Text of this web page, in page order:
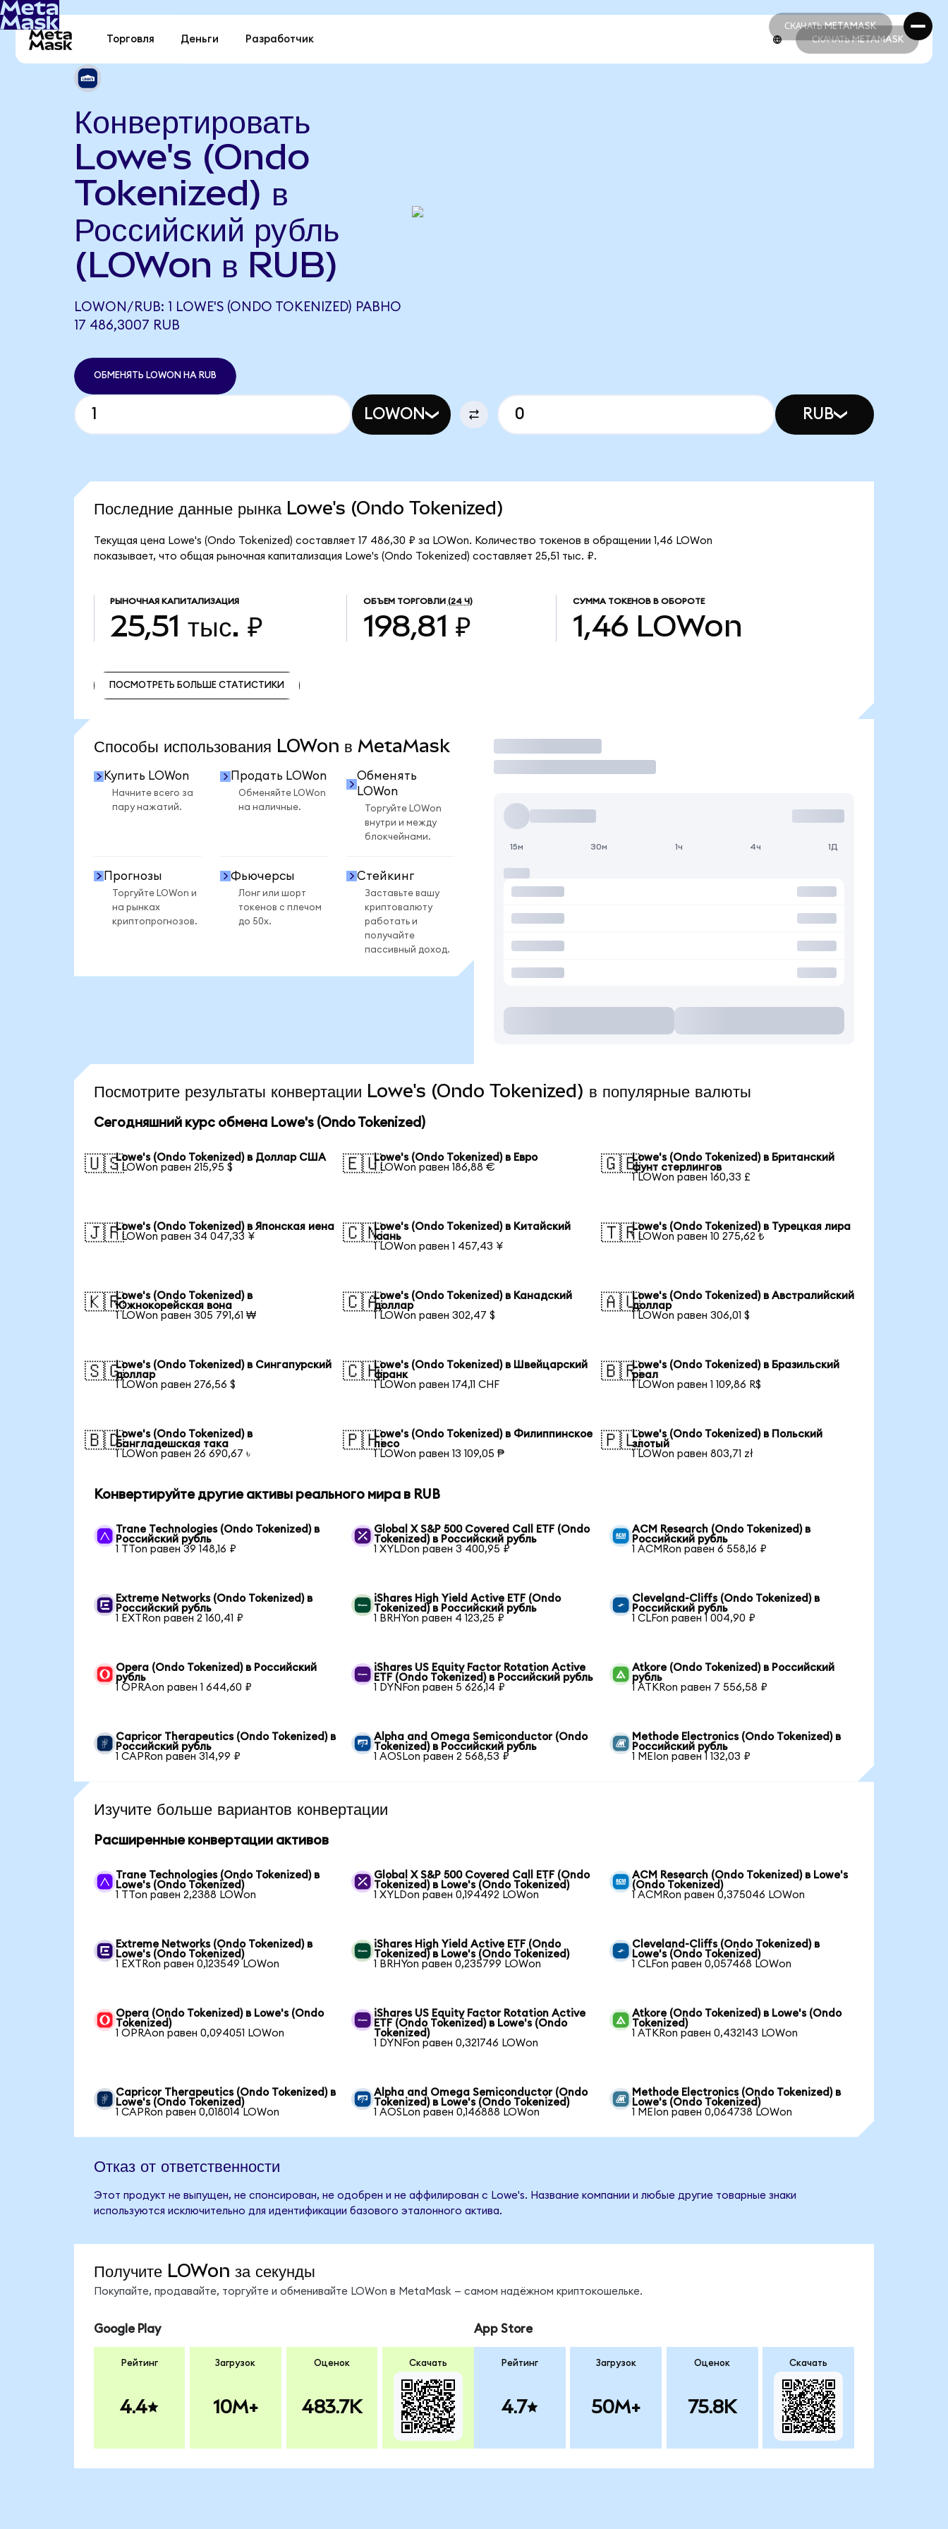
СКАЧАТЬ METAMASK
СКАЧАТЬ METAMASK
Торговля Деньги Разработчик СКАЧАТЬ METAMASK
Конвертировать
Lowe's (Ondo
Tokenized) в
Российский рубль
(LOWon в RUB)
LOWON/RUB: 1 LOWE'S (ONDO TOKENIZED) РАВНО
17 486,3007 RUB
ОБМЕНЯТЬ LOWON НА RUB
LOWON RUB
Последние данные рынка Lowe's (Ondo Tokenized)
Текущая цена Lowe's (Ondo Tokenized) составляет 17 486,30 ₽ за LOWon. Количество токенов в обращении 1,46 LOWon
показывает, что общая рыночная капитализация Lowe's (Ondo Tokenized) составляет 25,51 тыс. ₽.
РЫНОЧНАЯ КАПИТАЛИЗАЦИЯ
25,51 тыс. ₽
ОБЪЕМ ТОРГОВЛИ (24 Ч)
198,81 ₽
СУММА ТОКЕНОВ В ОБОРОТЕ
1,46 LOWon
ПОСМОТРЕТЬ БОЛЬШЕ СТАТИСТИКИ
Способы использования LOWon в MetaMask
Купить LOWon
Начните всего за
пару нажатий.
Продать LOWon
Обменяйте LOWon
на наличные.
Обменять
LOWon
Торгуйте LOWon
внутри и между
блокчейнами.
Прогнозы
Торгуйте LOWon и
на рынках
криптопрогнозов.
Фьючерсы
Лонг или шорт
токенов с плечом
до 50x.
Стейкинг
Заставьте вашу
криптовалюту
работать и
получайте
пассивный доход.
Торговать
15м 30м 1ч 4ч 1Д
Посмотрите результаты конвертации Lowe's (Ondo Tokenized) в популярные валюты
Сегодняшний курс обмена Lowe's (Ondo Tokenized)
🇺🇸Lowe's (Ondo Tokenized) в Доллар США
1 LOWon равен 215,95 $
🇪🇺Lowe's (Ondo Tokenized) в Евро
1 LOWon равен 186,88 €
🇬🇧Lowe's (Ondo Tokenized) в Британский
фунт стерлингов
1 LOWon равен 160,33 £
🇯🇵Lowe's (Ondo Tokenized) в Японская иена
1 LOWon равен 34 047,33 ¥
🇨🇳Lowe's (Ondo Tokenized) в Китайский
юань
1 LOWon равен 1 457,43 ¥
🇹🇷Lowe's (Ondo Tokenized) в Турецкая лира
1 LOWon равен 10 275,62 ₺
🇰🇷Lowe's (Ondo Tokenized) в
Южнокорейская вона
1 LOWon равен 305 791,61 ₩
🇨🇦Lowe's (Ondo Tokenized) в Канадский
доллар
1 LOWon равен 302,47 $
🇦🇺Lowe's (Ondo Tokenized) в Австралийский
доллар
1 LOWon равен 306,01 $
🇸🇬Lowe's (Ondo Tokenized) в Сингапурский
доллар
1 LOWon равен 276,56 $
🇨🇭Lowe's (Ondo Tokenized) в Швейцарский
франк
1 LOWon равен 174,11 CHF
🇧🇷Lowe's (Ondo Tokenized) в Бразильский
реал
1 LOWon равен 1 109,86 R$
🇧🇩Lowe's (Ondo Tokenized) в
Бангладешская така
1 LOWon равен 26 690,67 ৳
🇵🇭Lowe's (Ondo Tokenized) в Филиппинское
песо
1 LOWon равен 13 109,05 ₱
🇵🇱Lowe's (Ondo Tokenized) в Польский
злотый
1 LOWon равен 803,71 zł
Конвертируйте другие активы реального мира в RUB
Trane Technologies (Ondo Tokenized) в
Российский рубль
1 TTon равен 39 148,16 ₽
Global X S&P 500 Covered Call ETF (Ondo
Tokenized) в Российский рубль
1 XYLDon равен 3 400,95 ₽
ACM Research (Ondo Tokenized) в
Российский рубль
1 ACMRon равен 6 558,16 ₽
Extreme Networks (Ondo Tokenized) в
Российский рубль
1 EXTRon равен 2 160,41 ₽
iShares High Yield Active ETF (Ondo
Tokenized) в Российский рубль
1 BRHYon равен 4 123,25 ₽
Cleveland-Cliffs (Ondo Tokenized) в
Российский рубль
1 CLFon равен 1 004,90 ₽
Opera (Ondo Tokenized) в Российский
рубль
1 OPRAon равен 1 644,60 ₽
iShares US Equity Factor Rotation Active
ETF (Ondo Tokenized) в Российский рубль
1 DYNFon равен 5 626,14 ₽
Atkore (Ondo Tokenized) в Российский
рубль
1 ATKRon равен 7 556,58 ₽
Capricor Therapeutics (Ondo Tokenized) в
Российский рубль
1 CAPRon равен 314,99 ₽
Alpha and Omega Semiconductor (Ondo
Tokenized) в Российский рубль
1 AOSLon равен 2 568,53 ₽
Methode Electronics (Ondo Tokenized) в
Российский рубль
1 MEIon равен 1 132,03 ₽
Изучите больше вариантов конвертации
Расширенные конвертации активов
Trane Technologies (Ondo Tokenized) в
Lowe's (Ondo Tokenized)
1 TTon равен 2,2388 LOWon
Global X S&P 500 Covered Call ETF (Ondo
Tokenized) в Lowe's (Ondo Tokenized)
1 XYLDon равен 0,194492 LOWon
ACM Research (Ondo Tokenized) в Lowe's
(Ondo Tokenized)
1 ACMRon равен 0,375046 LOWon
Extreme Networks (Ondo Tokenized) в
Lowe's (Ondo Tokenized)
1 EXTRon равен 0,123549 LOWon
iShares High Yield Active ETF (Ondo
Tokenized) в Lowe's (Ondo Tokenized)
1 BRHYon равен 0,235799 LOWon
Cleveland-Cliffs (Ondo Tokenized) в
Lowe's (Ondo Tokenized)
1 CLFon равен 0,057468 LOWon
Opera (Ondo Tokenized) в Lowe's (Ondo
Tokenized)
1 OPRAon равен 0,094051 LOWon
iShares US Equity Factor Rotation Active
ETF (Ondo Tokenized) в Lowe's (Ondo
Tokenized)
1 DYNFon равен 0,321746 LOWon
Atkore (Ondo Tokenized) в Lowe's (Ondo
Tokenized)
1 ATKRon равен 0,432143 LOWon
Capricor Therapeutics (Ondo Tokenized) в
Lowe's (Ondo Tokenized)
1 CAPRon равен 0,018014 LOWon
Alpha and Omega Semiconductor (Ondo
Tokenized) в Lowe's (Ondo Tokenized)
1 AOSLon равен 0,146888 LOWon
Methode Electronics (Ondo Tokenized) в
Lowe's (Ondo Tokenized)
1 MEIon равен 0,064738 LOWon
Отказ от ответственности
Этот продукт не выпущен, не спонсирован, не одобрен и не аффилирован с Lowe's. Название компании и любые другие товарные знаки
используются исключительно для идентификации базового эталонного актива.
Получите LOWon за секунды
Покупайте, продавайте, торгуйте и обменивайте LOWon в MetaMask — самом надёжном криптокошельке.
Google Play
Рейтинг
4.4
Загрузок
10M+
Оценок
483.7K
Скачать
App Store
Рейтинг
4.7
Загрузок
50M+
Оценок
75.8K
Скачать